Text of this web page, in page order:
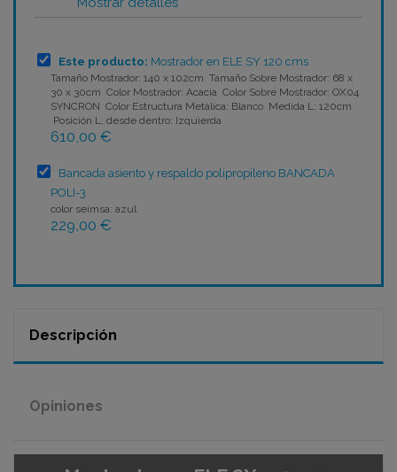
Este producto: Mostrador en ELE SY 120 cms
Tamaño Mostrador: 140 x 102cm Tamaño Sobre Mostrador: 68 x
30 x 30cm Color Mostrador: Acacia Color Sobre Mostrador: OX04
SYNCRON Color Estructura Metálica: Blanco Medida L: 120cm
Posición L, desde dentro: Izquierda
610,00 €
Bancada asiento y respaldo polipropileno BANCADA
POLI-3
color seimsa: azul
229,00 €
Descripción
Opiniones